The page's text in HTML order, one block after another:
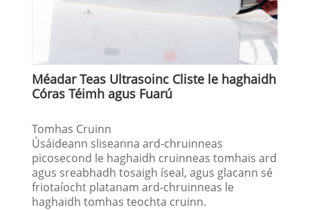
Méadar Teas Ultrasoinc Cliste le haghaidh
Córas Téimh agus Fuarú
Tomhas Cruinn
Úsáideann sliseanna ard-chruinneas
picosecond le haghaidh cruinneas tomhais ard
agus sreabhadh tosaigh íseal, agus glacann sé
friotaíocht platanam ard-chruinneas le
haghaidh tomhas teochta cruinn.